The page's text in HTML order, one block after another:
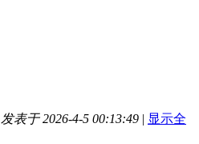
发表于 2026-4-5 00:13:49 | 显示全